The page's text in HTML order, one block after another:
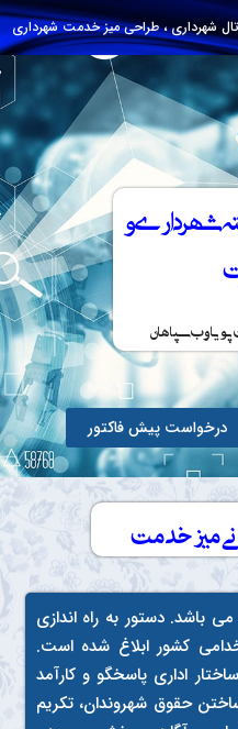
شهرداری ، طراحی میز خدمت شهرداری
شهرداری و
وب سپاهان
درخواست پیش فاکتور
میز خدمت
دستور به راه اندازی
کشور ابلاغ شده است.
اداری پاسخگو و کارآمد
حقوق شهروندان، تکریم